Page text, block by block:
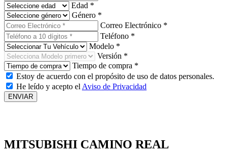
Edad *
Género *
Correo Electrónico *
Teléfono *
Modelo *
Versión *
Tiempo de compra *
Estoy de acuerdo con el propósito de uso de datos personales.
He leído y acepto el Aviso de Privacidad
MITSUBISHI CAMINO REAL